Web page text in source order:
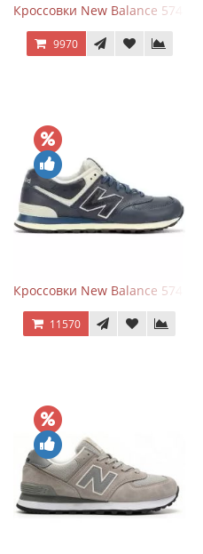
Кроссовки New Balance 574
9970
Кроссовки New Balance 574
11570